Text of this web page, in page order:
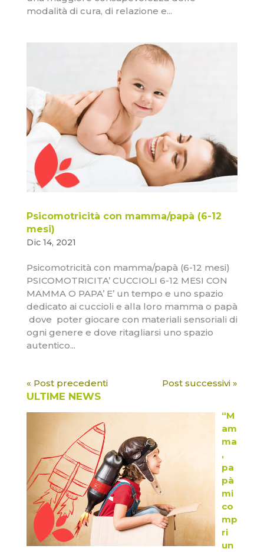
modalità di cura, di relazione e...
Psicomotricità con mamma/papà (6-12
mesi)
Dic 14, 2021
Psicomotricità con mamma/papà (6-12 mesi)
PSICOMOTRICITA’ CUCCIOLI 6-12 MESI CON
MAMMA O PAPA’ E’ un tempo e uno spazio
dedicato ai cuccioli e alla loro mamma o papà
dove poter giocare con materiali sensoriali di
ogni genere e dove ritagliarsi uno spazio
autentico...
« Post precedenti Post successivi »
ULTIME NEWS
“M
am
ma
,
pa
pà
mi
co
mp
ri
un